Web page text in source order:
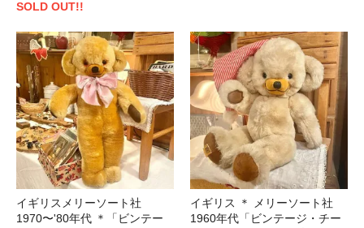
SOLD OUT!!
イギリスメリーソート社
1970〜'80年代 ＊「ビンテー
イギリス ＊ メリーソート社
1960年代「ビンテージ・チー